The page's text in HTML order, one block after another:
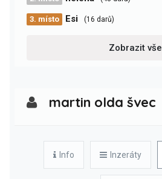
3. místo Esi (16 darů)
Zobrazit vše
martin olda švec
Info Inzeráty